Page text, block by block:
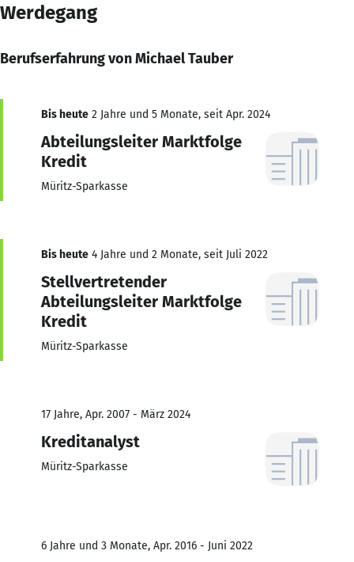
Werdegang
Berufserfahrung von Michael Tauber
Bis heute 2 Jahre und 5 Monate, seit Apr. 2024
Abteilungsleiter Marktfolge
Kredit
Müritz-Sparkasse
Bis heute 4 Jahre und 2 Monate, seit Juli 2022
Stellvertretender
Abteilungsleiter Marktfolge
Kredit
Müritz-Sparkasse
17 Jahre, Apr. 2007 - März 2024
Kreditanalyst
Müritz-Sparkasse
6 Jahre und 3 Monate, Apr. 2016 - Juni 2022